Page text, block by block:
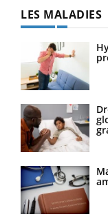
LES MALADIES